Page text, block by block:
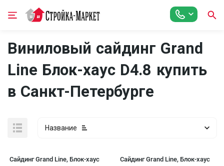
Виниловый сайдинг Grand
Line Блок-хаус D4.8 купить
в Санкт-Петербурге
Название
Сайдинг Grand Line, Блок-хаус
Сайдинг Grand Line, Блок-хаус